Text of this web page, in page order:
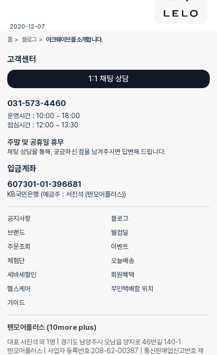
2020-12-07
홈> 블로그> 아크웨이브를 소개합니다.
고객센터
1:1 채팅 상담
031-573-4460
운영시간 : 10:00 ~ 18:00
점심시간 : 12:00 ~ 13:30
주말 및 공휴일 휴무
채팅 상담을 통해, 궁금하신 점을 남겨주시면 답변해 드립니다.
입금계좌
607301-01-396681
KB국민은행 (예금주 : 서진석 (텐모어플러스))
공지사항
블로그
브랜드
웰컴딜
주문조회
이벤트
체험단
오늘배송
세바세할인
회원혜택
헬스케어
무인택배함 위치
가이드
텐모어플러스 (10more plus)
대표 서진석 외 1명 | 경기도 남양주시 오남읍 양지로 46번길 140-1
텐모어플러스 | 사업자 등록번호 208-62-00387 | 통신판매업신고번호 제